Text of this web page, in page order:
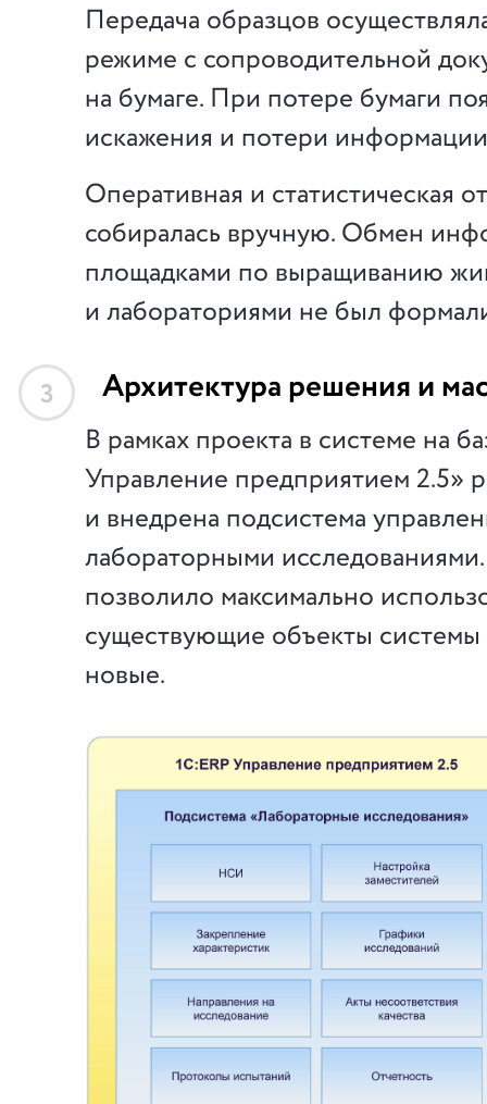
Передача образцов
режиме с сопроводительной
на бумаге. При потере бумаги
искажения и потери
Оперативная и статистическая
собиралась вручную. Обмен
площадками по выращиванию
и лабораториями не был
3 Архитектура решения и
В рамках проекта в системе на
Управление предприятием 2.5»
и внедрена подсистема
лабораторными
позволило максимально
существующие объекты системы
новые.